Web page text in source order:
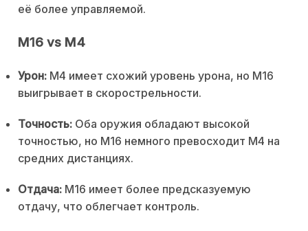
её более управляемой.
M16 vs M4
Урон: M4 имеет схожий уровень урона, но M16
выигрывает в скорострельности.
Точность: Оба оружия обладают высокой
точностью, но M16 немного превосходит M4 на
средних дистанциях.
Отдача: M16 имеет более предсказуемую
отдачу, что облегчает контроль.